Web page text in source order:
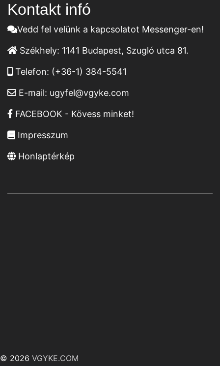
Kontakt infó
Vedd fel velünk a kapcsolatot Messenger-en!
Székhely: 1141 Budapest, Szugló utca 81.
Telefon: (+36-1) 384-5541
E-mail: ugyfel@vgyke.com
FACEBOOK - Kövess minket!
Impresszum
Honlaptérkép
© 2026 VGYKE.COM